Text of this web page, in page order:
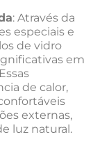
: Através da
especiais e
de vidro
em
de calor,
externas,
luz natural.